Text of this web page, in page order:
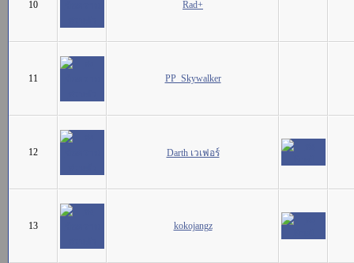
10 Rad+
11 PP_Skywalker
12 Darth เวเฟอร์
13 kokojangz